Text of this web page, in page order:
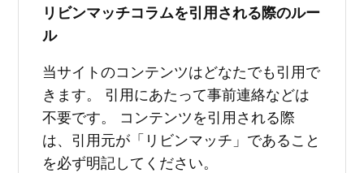
リビンマッチコラムを引用される際のルー
ル
当サイトのコンテンツはどなたでも引用で
きます。 引用にあたって事前連絡などは
不要です。 コンテンツを引用される際
は、引用元が「リビンマッチ」であること
を必ず明記してください。